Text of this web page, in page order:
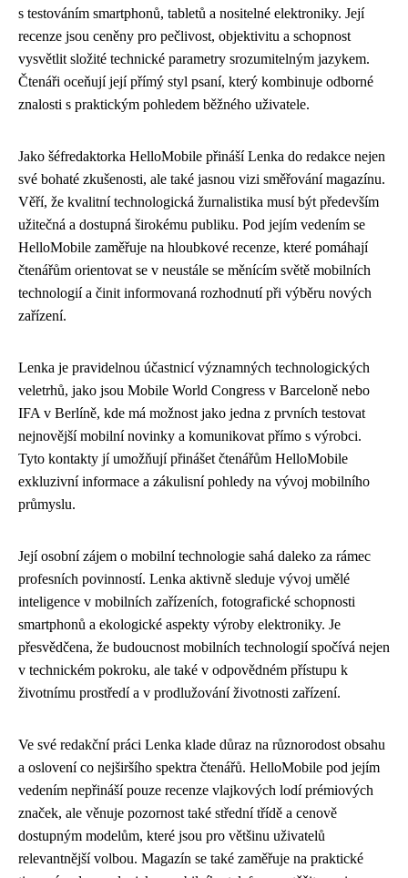
s testováním smartphonů, tabletů a nositelné elektroniky. Její
recenze jsou ceněny pro pečlivost, objektivitu a schopnost
vysvětlit složité technické parametry srozumitelným jazykem.
Čtenáři oceňují její přímý styl psaní, který kombinuje odborné
znalosti s praktickým pohledem běžného uživatele.
Jako šéfredaktorka HelloMobile přináší Lenka do redakce nejen
své bohaté zkušenosti, ale také jasnou vizi směřování magazínu.
Věří, že kvalitní technologická žurnalistika musí být především
užitečná a dostupná širokému publiku. Pod jejím vedením se
HelloMobile zaměřuje na hloubkové recenze, které pomáhají
čtenářům orientovat se v neustále se měnícím světě mobilních
technologií a činit informovaná rozhodnutí při výběru nových
zařízení.
Lenka je pravidelnou účastnicí významných technologických
veletrhů, jako jsou Mobile World Congress v Barceloně nebo
IFA v Berlíně, kde má možnost jako jedna z prvních testovat
nejnovější mobilní novinky a komunikovat přímo s výrobci.
Tyto kontakty jí umožňují přinášet čtenářům HelloMobile
exkluzivní informace a zákulisní pohledy na vývoj mobilního
průmyslu.
Její osobní zájem o mobilní technologie sahá daleko za rámec
profesních povinností. Lenka aktivně sleduje vývoj umělé
inteligence v mobilních zařízeních, fotografické schopnosti
smartphonů a ekologické aspekty výroby elektroniky. Je
přesvědčena, že budoucnost mobilních technologií spočívá nejen
v technickém pokroku, ale také v odpovědném přístupu k
životnímu prostředí a v prodlužování životnosti zařízení.
Ve své redakční práci Lenka klade důraz na různorodost obsahu
a oslovení co nejširšího spektra čtenářů. HelloMobile pod jejím
vedením nepřináší pouze recenze vlajkových lodí prémiových
značek, ale věnuje pozornost také střední třídě a cenově
dostupným modelům, které jsou pro většinu uživatelů
relevantnější volbou. Magazín se také zaměřuje na praktické